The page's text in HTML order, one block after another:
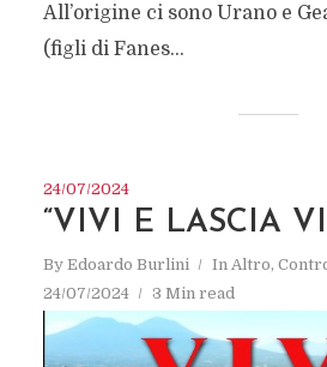
All’origine ci sono Urano e
(figli di Fanes...
24/07/2024
“VIVI E LASCIA
By Edoardo Burlini In Altro,
24/07/2024
3 Min read